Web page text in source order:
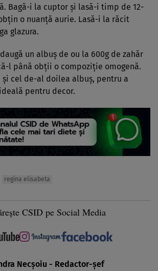
Bagă-i la cuptor şi lasă-i timp de 12-
o nuanţă aurie. Lasă-i la răcit
glazura.
un albuş de ou la 600g de zahăr
l până obţii o compoziţie omogenă.
şi cel de-al doilea albuş, pentru a
pentru decor.
regina elisabeta
CSID pe Social Media
Necșoiu - Redactor-șef